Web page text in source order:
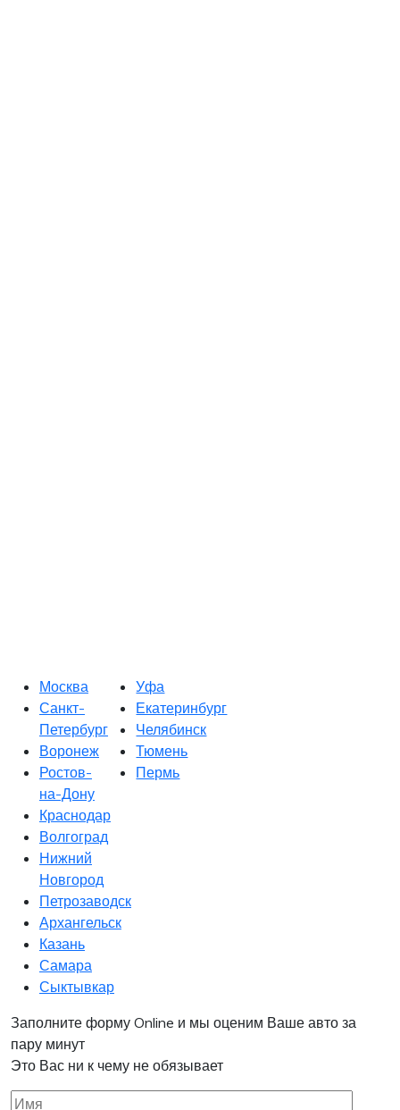
Москва
Санкт-
Петербург
Воронеж
Ростов-
на-Дону
Краснодар
Волгоград
Нижний
Новгород
Петрозаводск
Архангельск
Казань
Самара
Сыктывкар
Уфа
Екатеринбург
Челябинск
Тюмень
Пермь
Заполните форму Online и мы оценим Ваше авто за
пару минут
Это Вас ни к чему не обязывает